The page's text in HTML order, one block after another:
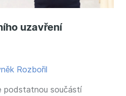
uzavření
Rozbořil
podstatnou součástí